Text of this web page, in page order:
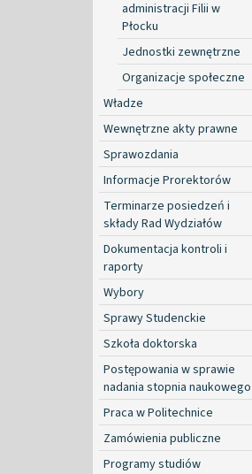
administracji Filii w
Płocku
Jednostki zewnętrzne
Organizacje społeczne
Władze
Wewnętrzne akty prawne
Sprawozdania
Informacje Prorektorów
Terminarze posiedzeń i
składy Rad Wydziałów
Dokumentacja kontroli i
raporty
Wybory
Sprawy Studenckie
Szkoła doktorska
Postępowania w sprawie
nadania stopnia naukowego
Praca w Politechnice
Zamówienia publiczne
Programy studiów